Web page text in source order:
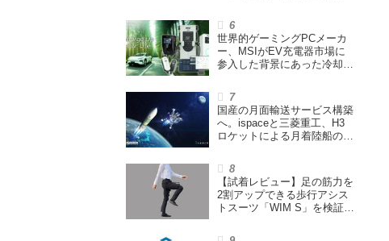
世界的ゲーミングPCメーカ
ー、MSIがEV充電器市場に
参入した背景にあった冷却技
回】
国産の月面輸送サービス構築
へ。ispaceと三菱重工、H3
ロケットによる月着陸船の打
結
【試着レビュー】足の筋力を
2割アップできる歩行アシス
トスーツ「WIM S」を検証。
も言われる理由を探る